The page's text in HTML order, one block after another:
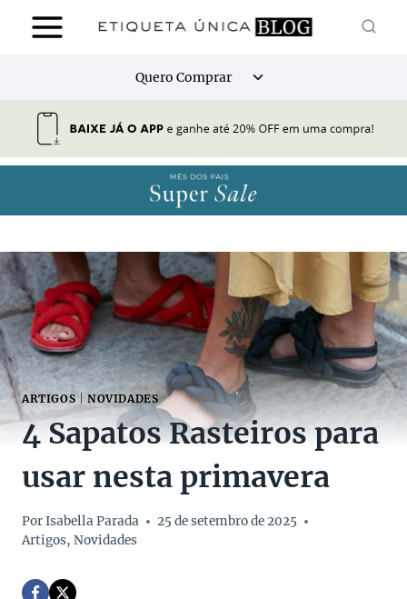
para
Quero Comprar
Alternar
ARTIGOS| NOVIDADES
4 Sapatos Rasteiros para
usar nesta primavera
PorIsabella Parada
25 de setembro de 2025
Artigos, Novidades